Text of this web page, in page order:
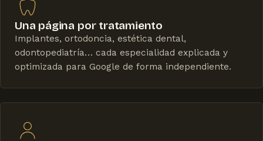
Una página por tratamiento
Implantes, ortodoncia, estética dental,
odontopediatría… cada especialidad explicada y
optimizada para Google de forma independiente.